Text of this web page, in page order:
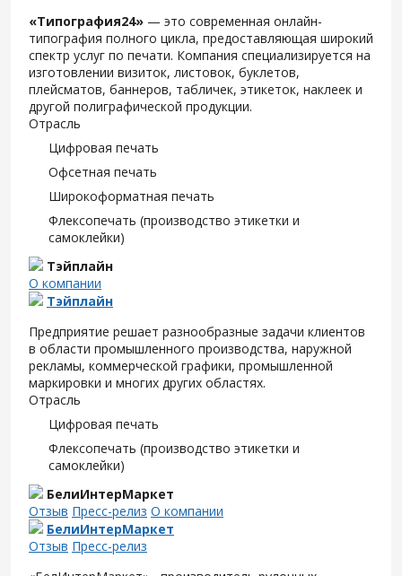
«Типография24» — это современная онлайн-
типография полного цикла, предоставляющая широкий
спектр услуг по печати. Компания специализируется на
изготовлении визиток, листовок, буклетов,
плейсматов, баннеров, табличек, этикеток, наклеек и
другой полиграфической продукции.
Отрасль
Цифровая печать
Офсетная печать
Широкоформатная печать
Флексопечать (производство этикетки и
самоклейки)
Тэйплайн
О компании
Тэйплайн
Предприятие решает разнообразные задачи клиентов
в области промышленного производства, наружной
рекламы, коммерческой графики, промышленной
маркировки и многих других областях.
Отрасль
Цифровая печать
Флексопечать (производство этикетки и
самоклейки)
БелиИнтерМаркет
Отзыв Пресс-релиз О компании
БелиИнтерМаркет
Отзыв Пресс-релиз